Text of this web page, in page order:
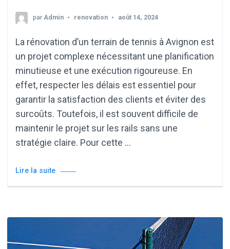
par Admin renovation août 14, 2024
La rénovation d’un terrain de tennis à Avignon est
un projet complexe nécessitant une planification
minutieuse et une exécution rigoureuse. En
effet, respecter les délais est essentiel pour
garantir la satisfaction des clients et éviter des
surcoûts. Toutefois, il est souvent difficile de
maintenir le projet sur les rails sans une
stratégie claire. Pour cette …
Lire la suite